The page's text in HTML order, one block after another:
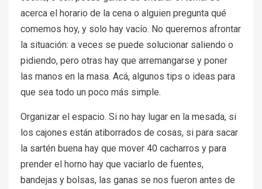
acerca el horario de la cena o alguien pregunta qué
comemos hoy, y solo hay vacío. No queremos afrontar
la situación: a veces se puede solucionar saliendo o
pidiendo, pero otras hay que arremangarse y poner
las manos en la masa. Acá, algunos tips o ideas para
que sea todo un poco más simple.
Organizar el espacio. Si no hay lugar en la mesada, si
los cajones están atiborrados de cosas, si para sacar
la sartén buena hay que mover 40 cacharros y para
prender el horno hay que vaciarlo de fuentes,
bandejas y bolsas, las ganas se nos fueron antes de